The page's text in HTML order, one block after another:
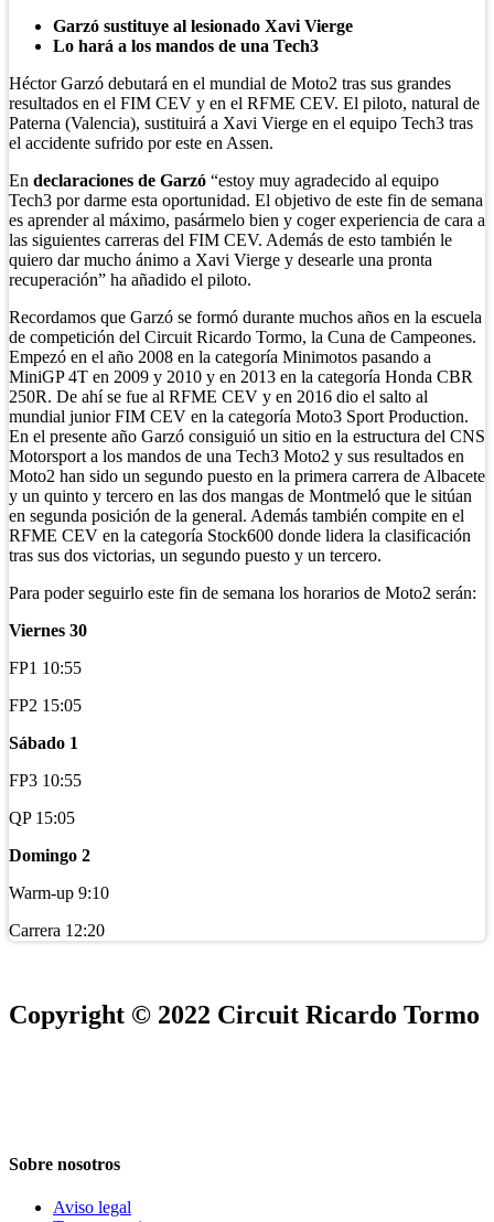
Garzó sustituye al lesionado Xavi Vierge
Lo hará a los mandos de una Tech3
Héctor Garzó debutará en el mundial de Moto2 tras sus grandes
resultados en el FIM CEV y en el RFME CEV. El piloto, natural de
Paterna (Valencia), sustituirá a Xavi Vierge en el equipo Tech3 tras
el accidente sufrido por este en Assen.
En declaraciones de Garzó “estoy muy agradecido al equipo
Tech3 por darme esta oportunidad. El objetivo de este fin de semana
es aprender al máximo, pasármelo bien y coger experiencia de cara a
las siguientes carreras del FIM CEV. Además de esto también le
quiero dar mucho ánimo a Xavi Vierge y desearle una pronta
recuperación” ha añadido el piloto.
Recordamos que Garzó se formó durante muchos años en la escuela
de competición del Circuit Ricardo Tormo, la Cuna de Campeones.
Empezó en el año 2008 en la categoría Minimotos pasando a
MiniGP 4T en 2009 y 2010 y en 2013 en la categoría Honda CBR
250R. De ahí se fue al RFME CEV y en 2016 dio el salto al
mundial junior FIM CEV en la categoría Moto3 Sport Production.
En el presente año Garzó consiguió un sitio en la estructura del CNS
Motorsport a los mandos de una Tech3 Moto2 y sus resultados en
Moto2 han sido un segundo puesto en la primera carrera de Albacete
y un quinto y tercero en las dos mangas de Montmeló que le sitúan
en segunda posición de la general. Además también compite en el
RFME CEV en la categoría Stock600 donde lidera la clasificación
tras sus dos victorias, un segundo puesto y un tercero.
Para poder seguirlo este fin de semana los horarios de Moto2 serán:
Viernes 30
FP1 10:55
FP2 15:05
Sábado 1
FP3 10:55
QP 15:05
Domingo 2
Warm-up 9:10
Carrera 12:20
Copyright © 2022 Circuit Ricardo Tormo
Sobre nosotros
Aviso legal